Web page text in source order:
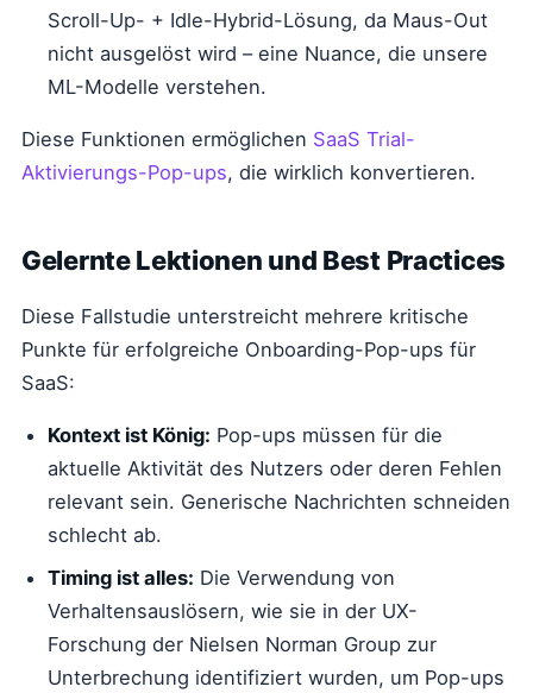
Scroll-Up- + Idle-Hybrid-Lösung, da Maus-Out
nicht ausgelöst wird – eine Nuance, die unsere
ML-Modelle verstehen.
Diese Funktionen ermöglichen SaaS Trial-
Aktivierungs-Pop-ups, die wirklich konvertieren.
Gelernte Lektionen und Best Practices
Diese Fallstudie unterstreicht mehrere kritische
Punkte für erfolgreiche Onboarding-Pop-ups für
SaaS:
Kontext ist König: Pop-ups müssen für die
aktuelle Aktivität des Nutzers oder deren Fehlen
relevant sein. Generische Nachrichten schneiden
schlecht ab.
Timing ist alles: Die Verwendung von
Verhaltensauslösern, wie sie in der UX-
Forschung der Nielsen Norman Group zur
Unterbrechung identifiziert wurden, um Pop-ups